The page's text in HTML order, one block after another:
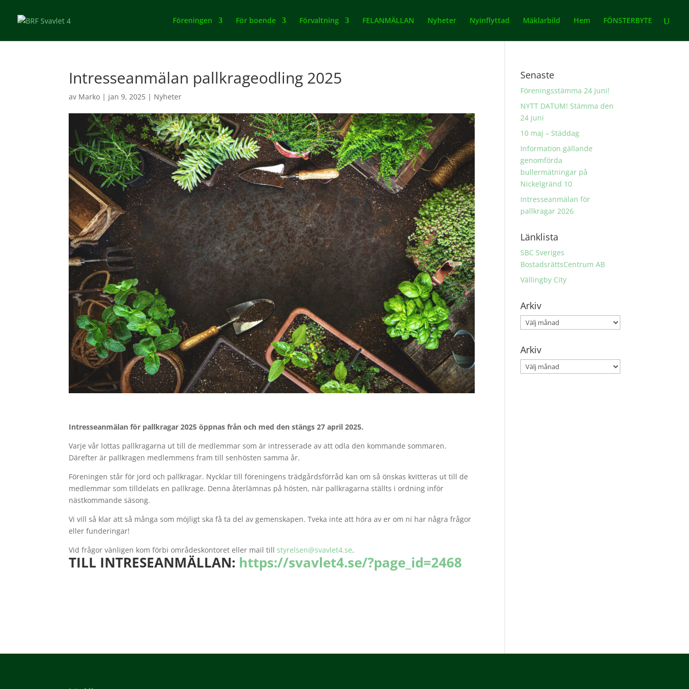
Föreningen För boende Förvaltning FELANMÄLLAN Nyheter Nyinflyttad Mäklarbild Hem FÖNSTERBYTE
Intresseanmälan pallkrageodling 2025
av Marko | jan 9, 2025 | Nyheter
Intresseanmälan för pallkragar 2025 öppnas från och med den stängs 27 april 2025.
Varje vår lottas pallkragarna ut till de medlemmar som är intresserade av att odla den kommande sommaren.
Därefter är pallkragen medlemmens fram till senhösten samma år.
Föreningen står för jord och pallkragar. Nycklar till föreningens trädgårdsförråd kan om så önskas kvitteras ut till de
medlemmar som tilldelats en pallkrage. Denna återlämnas på hösten, när pallkragarna ställts i ordning inför
nästkommande säsong.
Vi vill så klar att så många som möjligt ska få ta del av gemenskapen. Tveka inte att höra av er om ni har några frågor
eller funderingar!
Vid frågor vänligen kom förbi områdeskontoret eller mail tillstyrelsen@svavlet4.se.
TILL INTRESEANMÄLLAN: https://svavlet4.se/?page_id=2468
Senaste
Föreningsstämma 24 juni!
NYTT DATUM! Stämma den
24 juni
10 maj – Städdag
Information gällande
genomförda
bullermätningar på
Nickelgränd 10
Intresseanmälan för
pallkragar 2026
Länklista
SBC Sveriges
BostadsrättsCentrum AB
Vällingby City
Arkiv
Arkiv
Arkiv
Arkiv